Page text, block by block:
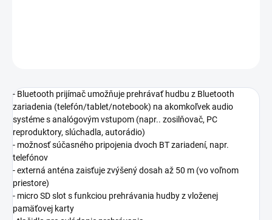
- Bluetooth prijímač umožňuje prehrávať hudbu z Bluetooth
zariadenia (telefón/tablet/notebook) na akomkoľvek audio
systéme s analógovým vstupom (napr.. zosilňovač, PC
reproduktory, slúchadla, autorádio)
- možnosť súčasného pripojenia dvoch BT zariadení, napr.
telefónov
- externá anténa zaisťuje zvýšený dosah až 50 m (vo voľnom
priestore)
- micro SD slot s funkciou prehrávania hudby z vloženej
pamäťovej karty